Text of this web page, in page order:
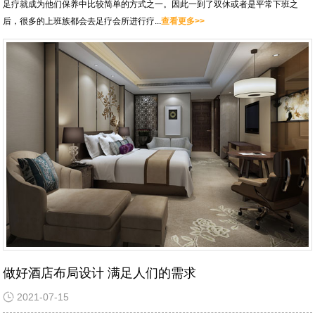
足疗就成为他们保养中比较简单的方式之一。因此一到了双休或者是平常下班之
后，很多的上班族都会去足疗会所进行疗...查看更多>>
做好酒店布局设计 满足人们的需求
2021-07-15